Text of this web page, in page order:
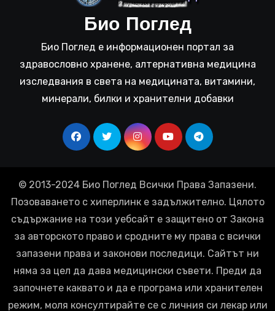
Био Поглед
Био Поглед е информационен портал за
здравословно хранене, алтернативна медицина
изследвания в света на медицината, витамини,
минерали, билки и хранителни добавки
© 2013-2024 Био Поглед Всички Права Запазени.
Позоваването с хиперлинк е задължително. Цялото
съдържание на този уебсайт е защитено от Закона
за авторското право и сродните му права с всички
запазени права и законови последици. Сайтът ни
няма за цел да дава медицински съвети. Преди да
започнете каквато и да е програма или хранителен
режим, моля консултирайте се с личния си лекар или